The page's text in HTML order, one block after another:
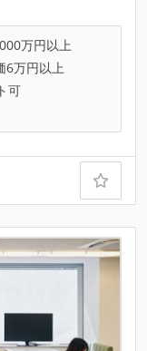
万円以上
6万円以上
可